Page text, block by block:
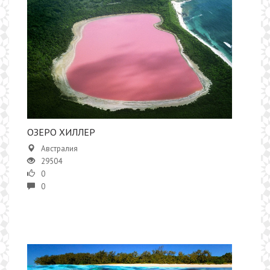
ОЗЕРО ХИЛЛЕР
Австралия
29504
0
0